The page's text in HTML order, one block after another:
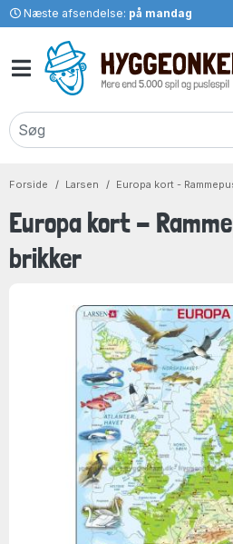
Næste afsendelse: på mandag
Forside Larsen Europa kort -
Europa kort -
brikker